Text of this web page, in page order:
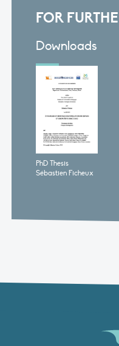
FOR
Downloads
PhD Thesis
Sébastien Ficheux